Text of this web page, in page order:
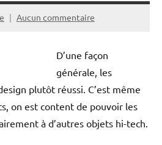
Aucun commentaire
D’une façon
générale, les
plutôt réussi. C’est même
on est content de pouvoir les
à d’autres objets hi-tech.